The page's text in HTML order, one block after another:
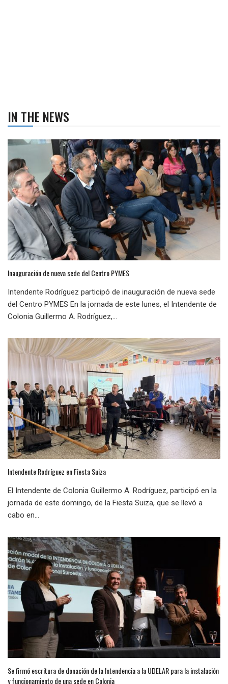
IN THE NEWS
Inauguración de nueva sede del Centro PYMES
Intendente Rodríguez participó de inauguración de nueva sede
del Centro PYMES En la jornada de este lunes, el Intendente de
Colonia Guillermo A. Rodríguez,...
Intendente Rodríguez en Fiesta Suiza
El Intendente de Colonia Guillermo A. Rodríguez, participó en la
jornada de este domingo, de la Fiesta Suiza, que se llevó a
cabo en...
Se firmó escritura de donación de la Intendencia a la UDELAR para la instalación
y funcionamiento de una sede en Colonia